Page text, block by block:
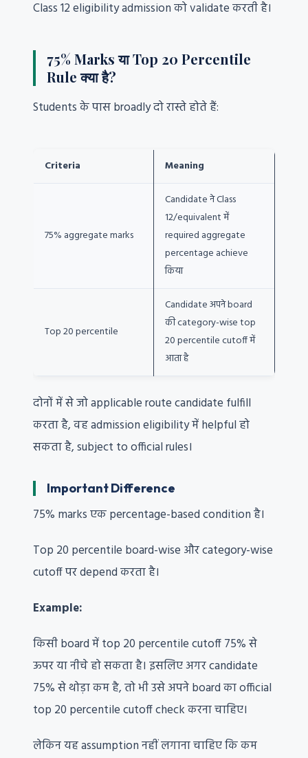
Class 12 eligibility admission को validate करती है।
75% Marks या Top 20 Percentile
Rule क्या है?
Students के पास broadly दो रास्ते होते हैं:
Criteria Meaning
75% aggregate marks
Candidate ने Class
12/equivalent में
required aggregate
percentage achieve
किया
Top 20 percentile
Candidate अपने board
की category-wise top
20 percentile cutoff में
आता है
दोनों में से जो applicable route candidate fulfill
करता है, वह admission eligibility में helpful हो
सकता है, subject to official rules।
Important Difference
75% marks एक percentage-based condition है।
Top 20 percentile board-wise और category-wise
cutoff पर depend करता है।
Example:
किसी board में top 20 percentile cutoff 75% से
ऊपर या नीचे हो सकता है। इसलिए अगर candidate
75% से थोड़ा कम है, तो भी उसे अपने board का official
top 20 percentile cutoff check करना चाहिए।
लेकिन यह assumption नहीं लगाना चाहिए कि कम